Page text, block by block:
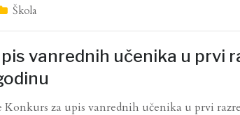
Škola
vanrednih učenika u prvi
za upis vanrednih učenika u prvi